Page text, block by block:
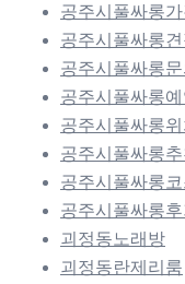
공주시풀싸롱가
공주시풀싸롱견
공주시풀싸롱문
공주시풀싸롱
공주시풀싸롱위
공주시풀싸롱추
공주시풀싸롱
공주시풀싸롱후
괴정동노래방
괴정동란제리룸